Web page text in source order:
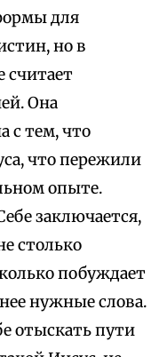
для
но в
считает
Она
с тем, что
что пережили
опыте.
заключается,
столько
побуждает
нужные слова.
отыскать пути